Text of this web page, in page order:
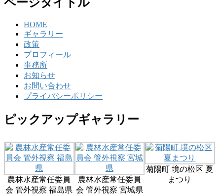
HOME
ギャラリー
政策
プロフィール
事務所
お知らせ
お問い合わせ
プライバシーポリシー
ピックアップギャラリー
農林水産常任委員
会 管外視察 福島県
農林水産常任委員
会 管外視察 宮城県
菊陽町 境の松区 夏
まつり